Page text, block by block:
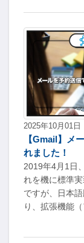
2025年10月01日
【Gmail】メ
れました！
2019年4月1日
れを機に標準
ですが、日本
り、拡張機能